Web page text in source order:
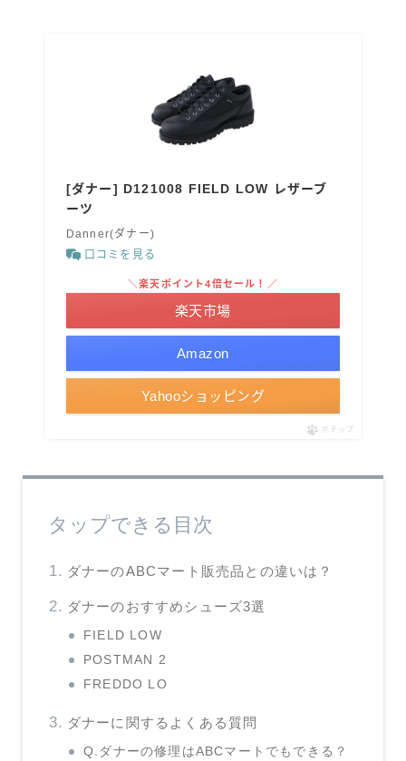
[ダナー] D121008 FIELD LOW レザーブ
ーツ
Danner(ダナー)
口コミを見る
Amazon
＼楽天ポイント4倍セール！／
楽天市場
Yahooショッピング
ポチップ
タップできる目次
ダナーのABCマート販売品との違いは？
ダナーのおすすめシューズ3選
FIELD LOW
POSTMAN 2
FREDDO LO
ダナーに関するよくある質問
Q.ダナーの修理はABCマートでもできる？